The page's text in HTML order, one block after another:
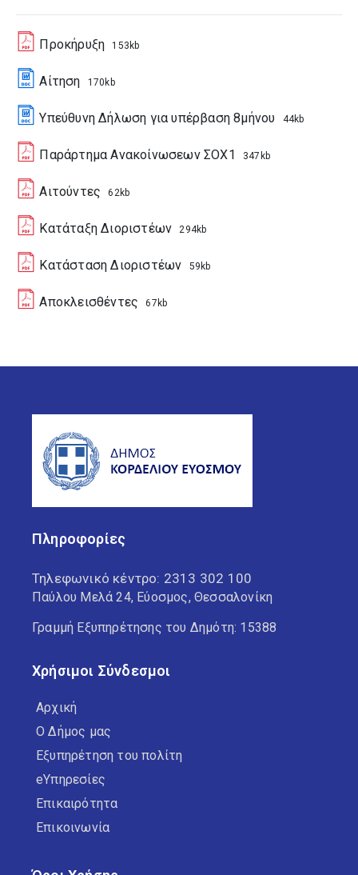
Προκήρυξη 153kb
Αίτηση 170kb
Υπεύθυνη Δήλωση για υπέρβαση 8μήνου 44kb
Παράρτημα Ανακοίνωσεων ΣΟΧ1 347kb
Αιτούντες 62kb
Κατάταξη Διοριστέων 294kb
Κατάσταση Διοριστέων 59kb
Αποκλεισθέντες 67kb
Πληροφορίες
Τηλεφωνικό κέντρο: 2313 302 100
Παύλου Μελά 24, Εύοσμος, Θεσσαλονίκη
Γραμμή Εξυπηρέτησης του Δημότη: 15388
Χρήσιμοι Σύνδεσμοι
Αρχική
Ο Δήμος μας
Εξυπηρέτηση του πολίτη
eΥπηρεσίες
Επικαιρότητα
Επικοινωνία